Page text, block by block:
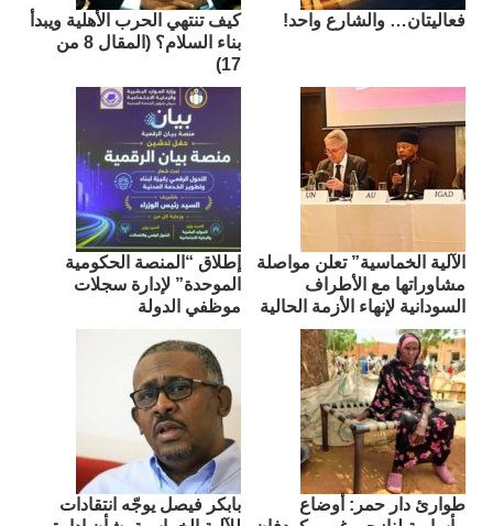
فعاليتان… والشارع واحد!
كيف تنتهي الحرب الأهلية ويبدأ
بناء السلام؟ (المقال 8 من
17)
الآلية الخماسية” تعلن مواصلة
مشاوراتها مع الأطراف
السودانية لإنهاء الأزمة الحالية
إطلاق “المنصة الحكومية
الموحدة” لإدارة سجلات
موظفي الدولة
طوارئ دار حمر: أوضاع
بابكر فيصل يوجّه انتقادات